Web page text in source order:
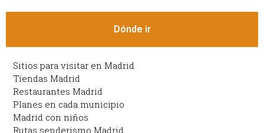
Dónde ir
Sitios para visitar en Madrid
Tiendas Madrid
Restaurantes Madrid
Planes en cada municipio
Madrid con niños
Rutas senderismo Madrid